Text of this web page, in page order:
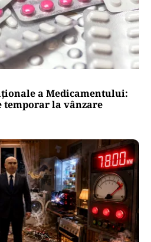
a Medicamentului:
temporar la vânzare